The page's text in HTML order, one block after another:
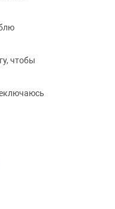
чтобы